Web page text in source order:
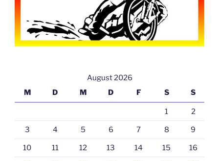
August 2026
M
D M D F S S
1 2
3 4 5 6 7 8 9
10 11 12 13 14 15 16